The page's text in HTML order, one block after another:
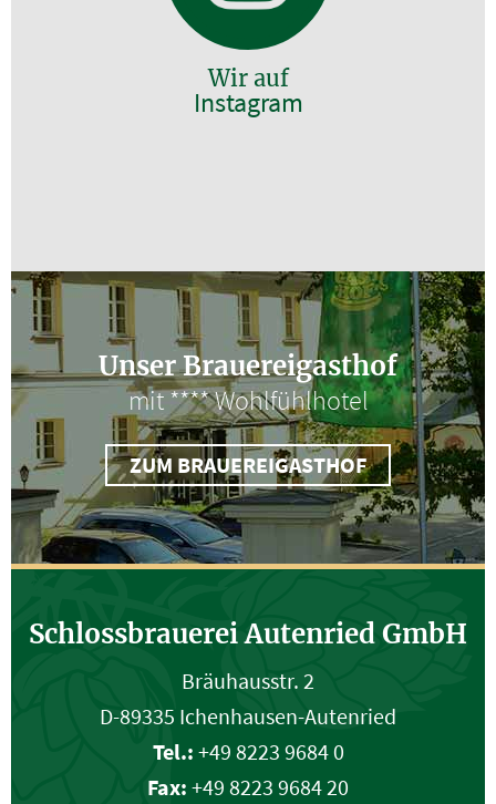
Wir auf
Instagram
Unser Brauereigasthof
mit **** Wohlfühlhotel
ZUM BRAUEREIGASTHOF
Schlossbrauerei Autenried GmbH
Bräuhausstr. 2
D-89335 Ichenhausen-Autenried
Tel.: +49 8223 9684 0
Fax: +49 8223 9684 20